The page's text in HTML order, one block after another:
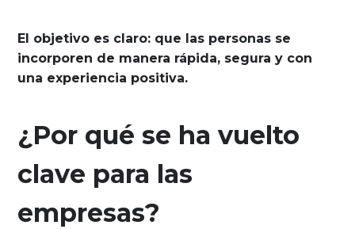
El objetivo es claro: que las personas se
incorporen de manera rápida, segura y con
una experiencia positiva.
¿Por qué se ha vuelto
clave para las
empresas?